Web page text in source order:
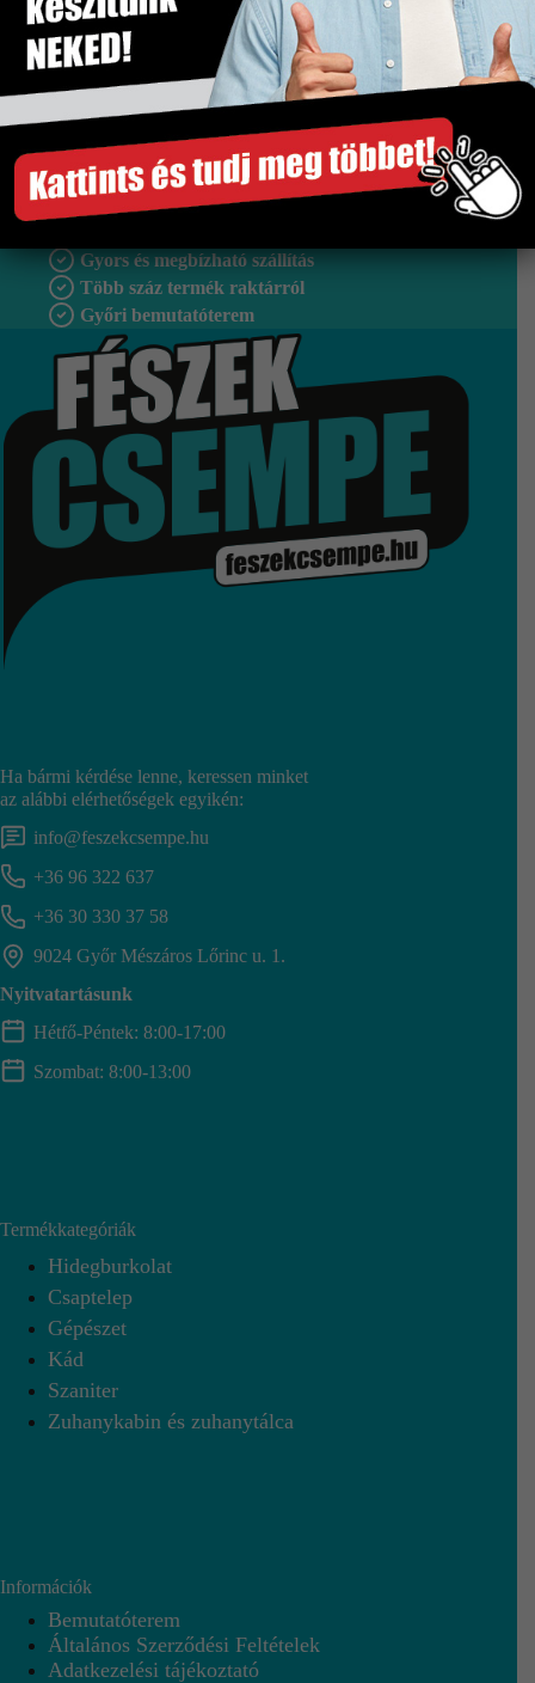
Mennyiségi egység m2
Méret 333×900 mm
Falburkolat
Gyors és megbízható szállítás
Több száz termék raktárról
Győri bemutatóterem
Ha bármi kérdése lenne, keressen minket
az alábbi elérhetőségek egyikén:
info@feszekcsempe.hu
+36 96 322 637
+36 30 330 37 58
9024 Győr Mészáros Lőrinc u. 1.
Nyitvatartásunk
Hétfő-Péntek: 8:00-17:00
Szombat: 8:00-13:00
Termékkategóriák
Hidegburkolat
Csaptelep
Gépészet
Kád
Szaniter
Zuhanykabin és zuhanytálca
Információk
Bemutatóterem
Általános Szerződési Feltételek
Adatkezelési tájékoztató